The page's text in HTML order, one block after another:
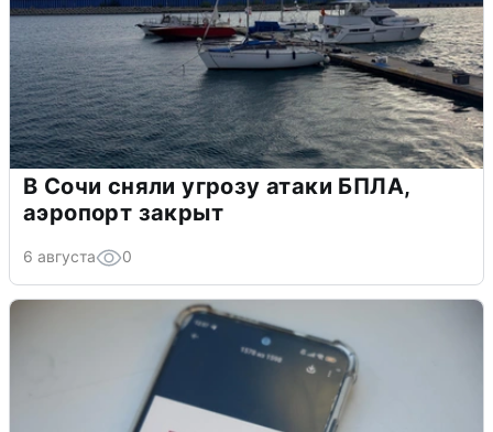
В Сочи сняли угрозу атаки БПЛА,
аэропорт закрыт
6 августа 0